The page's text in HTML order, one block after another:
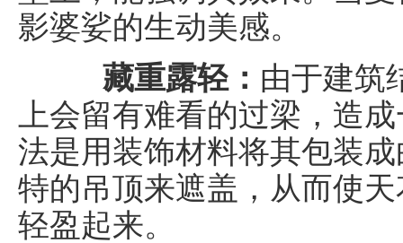
影婆娑的生动美感。
藏重露轻： 由于建筑
上会留有难看的过梁，造
法是用装饰材料将其包装
特的吊顶来遮盖，从而使
轻盈起来。